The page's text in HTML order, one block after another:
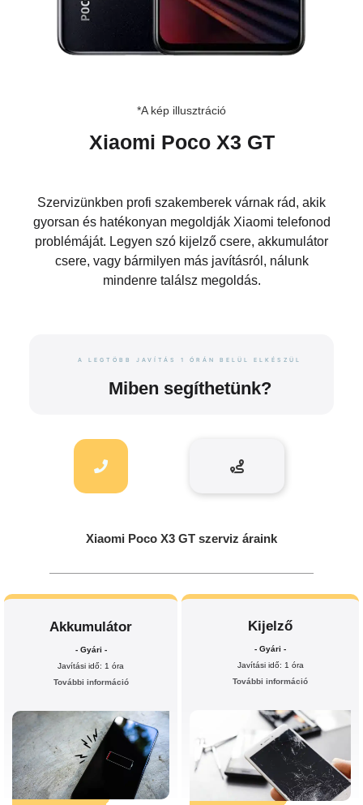
*A kép illusztráció
Xiaomi Poco X3 GT
Szervizünkben profi szakemberek várnak rád, akik
gyorsan és hatékonyan megoldják Xiaomi telefonod
problémáját. Legyen szó kijelző csere, akkumulátor
csere, vagy bármilyen más javításról, nálunk
mindenre találsz megoldás.
A LEGTÖBB JAVÍTÁS 1 ÓRÁN BELÜL ELKÉSZÜL
Miben segíthetünk?
Xiaomi Poco X3 GT szerviz áraink
Akkumulátor
- Gyári -
Javítási idő: 1 óra
További információ
Kijelző
- Gyári -
Javítási idő: 1 óra
További információ